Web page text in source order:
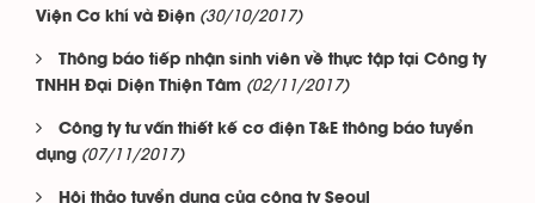
Viện Cơ khí và Điện (30/10/2017)
Thông báo tiếp nhận sinh viên về thực tập tại Công ty
TNHH Đại Diện Thiện Tâm (02/11/2017)
Công ty tư vấn thiết kế cơ điện T&E thông báo tuyển
dụng (07/11/2017)
Hội thảo tuyển dụng của công ty Seoul